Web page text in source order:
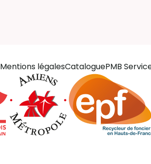
Mentions légalesCataloguePMB